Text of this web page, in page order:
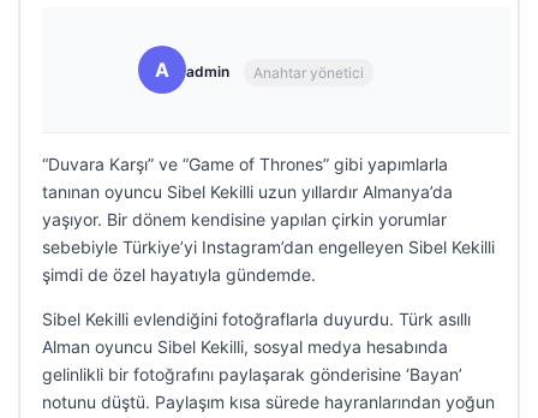
A admin Anahtar yönetici
“Duvara Karşı” ve “Game of Thrones” gibi yapımlarla
tanınan oyuncu Sibel Kekilli uzun yıllardır Almanya’da
yaşıyor. Bir dönem kendisine yapılan çirkin yorumlar
sebebiyle Türkiye’yi Instagram’dan engelleyen Sibel Kekilli
şimdi de özel hayatıyla gündemde.
Sibel Kekilli evlendiğini fotoğraflarla duyurdu. Türk asıllı
Alman oyuncu Sibel Kekilli, sosyal medya hesabında
gelinlikli bir fotoğrafını paylaşarak gönderisine ‘Bayan’
notunu düştü. Paylaşım kısa sürede hayranlarından yoğun